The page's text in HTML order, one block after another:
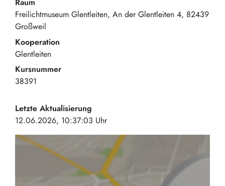
Raum
Freilichtmuseum Glentleiten An der Glentleiten 4 82439
Großweil
Kooperation
Glentleiten
Kursnummer
38391
Letzte Aktualisierung
12.06.2026, 10:37:03 Uhr